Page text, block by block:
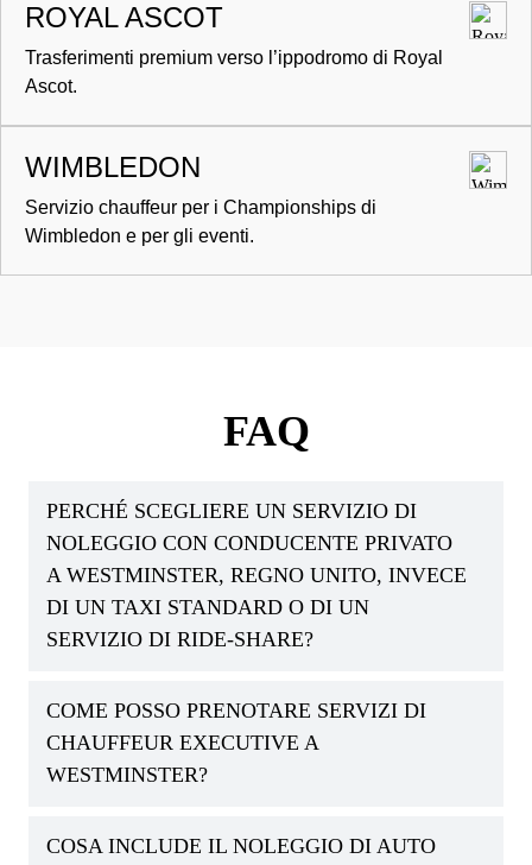
ROYAL ASCOT
Trasferimenti premium verso l’ippodromo di Royal
Ascot.
WIMBLEDON
Servizio chauffeur per i Championships di
Wimbledon e per gli eventi.
FAQ
PERCHÉ SCEGLIERE UN SERVIZIO DI
NOLEGGIO CON CONDUCENTE PRIVATO
A WESTMINSTER, REGNO UNITO, INVECE
DI UN TAXI STANDARD O DI UN
SERVIZIO DI RIDE-SHARE?
COME POSSO PRENOTARE SERVIZI DI
CHAUFFEUR EXECUTIVE A
WESTMINSTER?
COSA INCLUDE IL NOLEGGIO DI AUTO